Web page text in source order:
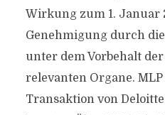
Wirkung zum 1. Januar
Genehmigung durch
unter dem Vorbehalt
relevanten Organe.
Transaktion von